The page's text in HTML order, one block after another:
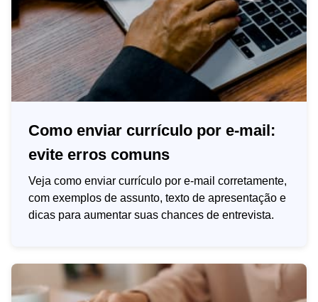
Como enviar currículo por e-mail:
evite erros comuns
Veja como enviar currículo por e-mail corretamente,
com exemplos de assunto, texto de apresentação e
dicas para aumentar suas chances de entrevista.